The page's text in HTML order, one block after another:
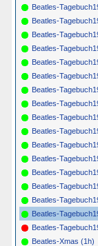
Beatles-
Beatles-
Beatles-
Beatles-
Beatles-
Beatles-
Beatles-
Beatles-
Beatles-
Beatles-
Beatles-
Beatles-
Beatles-
Beatles-
Beatles-
Beatles-
Beatles-
Beatles-Xmas (1h)